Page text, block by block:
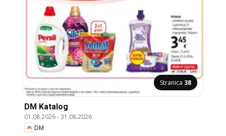
Stranica 38
DM Katalog
01.08.2026-31.08.2026
DM